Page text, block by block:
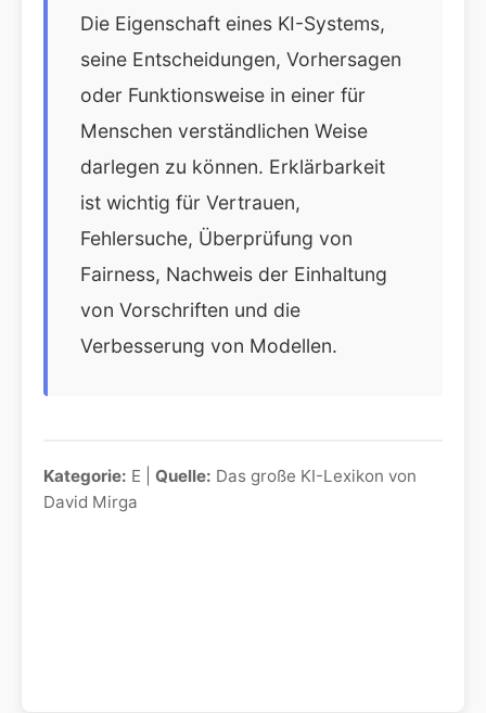
Die Eigenschaft eines KI-Systems,
seine Entscheidungen, Vorhersagen
oder Funktionsweise in einer für
Menschen verständlichen Weise
darlegen zu können. Erklärbarkeit
ist wichtig für Vertrauen,
Fehlersuche, Überprüfung von
Fairness, Nachweis der Einhaltung
von Vorschriften und die
Verbesserung von Modellen.
Kategorie: E | Quelle: Das große KI-Lexikon von
David Mirga